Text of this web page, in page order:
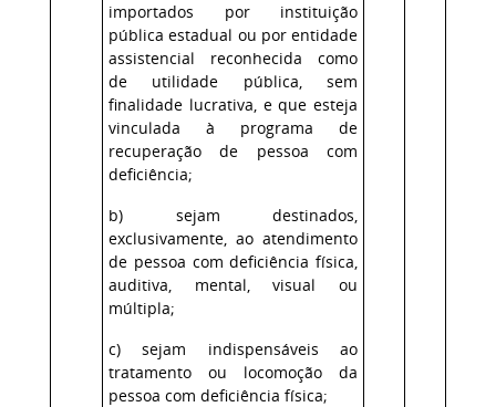
importados por instituição
pública estadual ou por entidade
assistencial reconhecida como
de utilidade pública, sem
finalidade lucrativa, e que esteja
vinculada à programa de
recuperação de pessoa com
deficiência;
b) sejam destinados,
exclusivamente, ao atendimento
de pessoa com deficiência física,
auditiva, mental, visual ou
múltipla;
c) sejam indispensáveis ao
tratamento ou locomoção da
pessoa com deficiência física;